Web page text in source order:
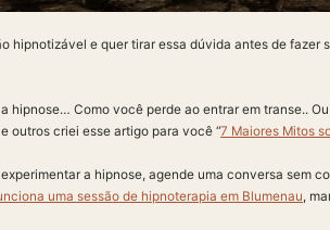
hipnotizável e quer tirar essa dúvida antes de fazer
hipnose… Como você perde ao entrar em transe..
outros criei esse artigo para você “7 Maiores Mitos
a hipnose, agende uma conversa sem
uma sessão de hipnoterapia em Blumenau,